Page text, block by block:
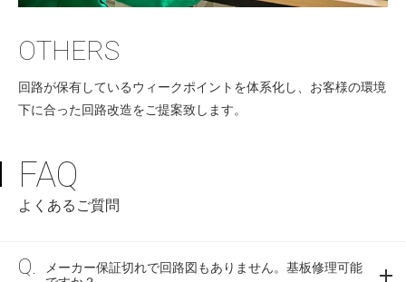
OTHERS
回路が保有しているウィークポイントを体系化し、お客様の環境
下に合った回路改造をご提案致します。
FAQ
よくあるご質問
メーカー保証切れで回路図もありません。基板修理可能